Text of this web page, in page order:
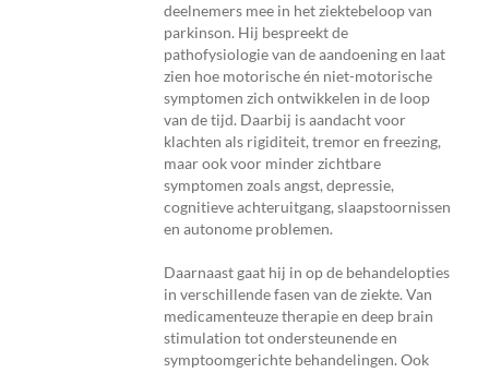
deelnemers mee in het ziektebeloop van
parkinson. Hij bespreekt de
pathofysiologie van de aandoening en laat
zien hoe motorische én niet-motorische
symptomen zich ontwikkelen in de loop
van de tijd. Daarbij is aandacht voor
klachten als rigiditeit, tremor en freezing,
maar ook voor minder zichtbare
symptomen zoals angst, depressie,
cognitieve achteruitgang, slaapstoornissen
en autonome problemen.
Daarnaast gaat hij in op de behandelopties
in verschillende fasen van de ziekte. Van
medicamenteuze therapie en deep brain
stimulation tot ondersteunende en
symptoomgerichte behandelingen. Ook